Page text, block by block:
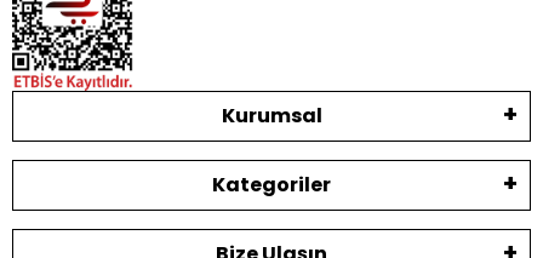
Kurumsal
Kategoriler